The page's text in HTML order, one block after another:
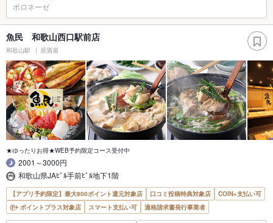
ボロネーゼ
魚民 和歌山西口駅前店
和歌山駅 居酒屋
★ゆったりお得★WEB予約限定コース受付中
2001～3000円
和歌山県JAﾋﾞﾙ手前ﾋﾞﾙ地下1階
【アプリ予約限定】最大800ポイント還元対象店 口コミ投稿特典対象店
COIN+支払い可
ポイントプラス対象店
スマート支払い可 適格請求書発行事業者